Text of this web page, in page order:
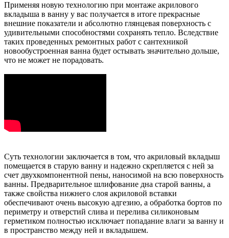
Применяя новую технологию при монтаже акрилового
вкладыша в ванну у вас получается в итоге прекрасные
внешние показатели и абсолютно глянцевая поверхность с
удивительными способностями сохранять тепло. Вследствие
таких проведенных ремонтных работ с сантехникой
новообустроенная ванна будет остывать значительно дольше,
что не может не порадовать.
Суть технологии заключается в том, что акриловый вкладыш
помещается в старую ванну и надежно скрепляется с ней за
счет двухкомпонентной пены, наносимой на всю поверхность
ванны. Предварительное шлифование дна старой ванны, а
также свойства нижнего слоя акриловой вставки
обеспечивают очень высокую адгезию, а обработка бортов по
периметру и отверстий слива и перелива силиконовым
герметиком полностью исключает попадание влаги за ванну и
в пространство между ней и вкладышем.